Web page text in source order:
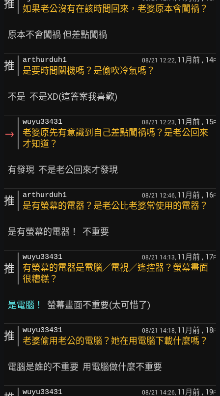
推 如果老公沒有在該時間回來，老婆原本會闖禍？
推 arthurduh1 08/21 12:22, 11月前 , 14F
是要時間關機嗎？是偷吹冷氣嗎？
→
wuyu33431 08/21 12:23, 11月前 , 15F
老婆原先有意識到自己差點闖禍嗎？是老公回來
才知道？
推 arthurduh1 08/21 12:46, 11月前 , 16F
是有螢幕的電器？是老公比老婆常使用的電器？
推
wuyu33431 08/21 14:13, 11月前 , 17F
有螢幕的電器是電腦／電視／遙控器？螢幕畫面
很糟糕？
是電腦！
推 wuyu33431 08/21 14:18, 11月前 , 18F
老婆偷用老公的電腦？她在用電腦下載什麼嗎？
wuyu33431 08/21 14:26, 11月前 , 19F